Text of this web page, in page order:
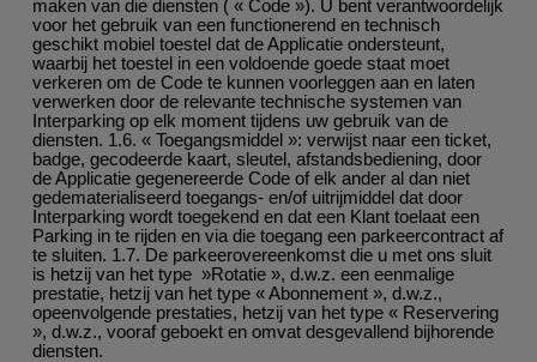
maken van die diensten ( « Code »). U bent verantwoordelijk
voor het gebruik van een functionerend en technisch
geschikt mobiel toestel dat de Applicatie ondersteunt,
waarbij het toestel in een voldoende goede staat moet
verkeren om de Code te kunnen voorleggen aan en laten
verwerken door de relevante technische systemen van
Interparking op elk moment tijdens uw gebruik van de
diensten. 1.6. « Toegangsmiddel »: verwijst naar een ticket,
badge, gecodeerde kaart, sleutel, afstandsbediening, door
de Applicatie gegenereerde Code of elk ander al dan niet
gedematerialiseerd toegangs- en/of uitrijmiddel dat door
Interparking wordt toegekend en dat een Klant toelaat een
Parking in te rijden en via die toegang een parkeercontract af
te sluiten. 1.7. De parkeerovereenkomst die u met ons sluit
is hetzij van het type »Rotatie », d.w.z. een eenmalige
prestatie, hetzij van het type « Abonnement », d.w.z.,
opeenvolgende prestaties, hetzij van het type « Reservering
», d.w.z., vooraf geboekt en omvat desgevallend bijhorende
diensten.